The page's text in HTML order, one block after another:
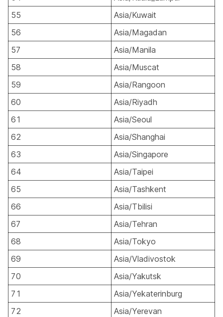
55
Asia/Kuwait
56
Asia/Magadan
57
Asia/Manila
58
Asia/Muscat
59
Asia/Rangoon
60
Asia/Riyadh
61
Asia/Seoul
62
Asia/Shanghai
63
Asia/Singapore
64
Asia/Taipei
65
Asia/Tashkent
66
Asia/Tbilisi
67
Asia/Tehran
68
Asia/Tokyo
69
Asia/Vladivostok
70
Asia/Yakutsk
71
Asia/Yekaterinburg
72
Asia/Yerevan